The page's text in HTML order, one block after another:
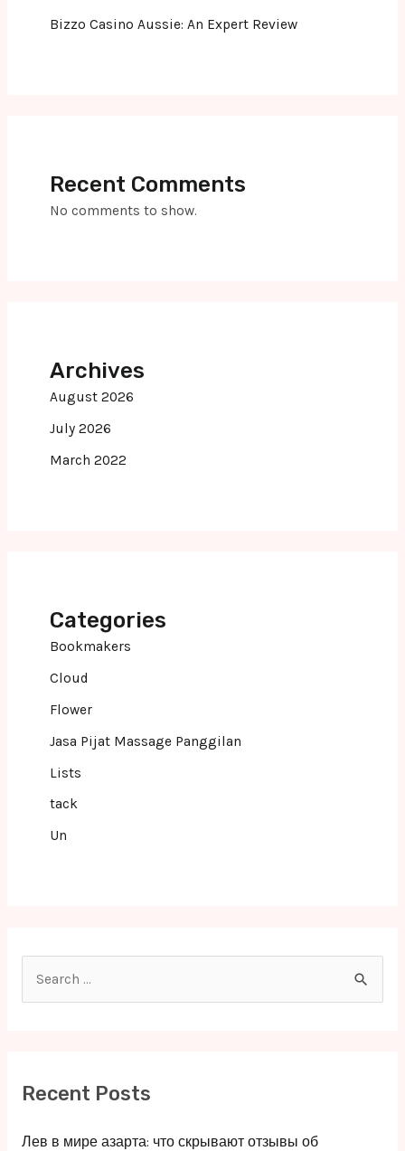
Bizzo Casino Aussie: An Expert Review
Recent Comments
No comments to show.
Archives
August 2026
July 2026
March 2022
Categories
Bookmakers
Cloud
Flower
Jasa Pijat Massage Panggilan
Lists
tack
Un
f
Recent Posts
Лев в мире азарта: что скрывают отзывы об